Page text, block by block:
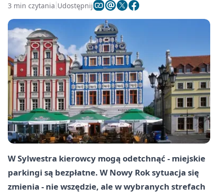
3 min czytania Udostępnij
W Sylwestra kierowcy mogą odetchnąć - miejskie
parkingi są bezpłatne. W Nowy Rok sytuacja się
zmienia - nie wszędzie, ale w wybranych strefach